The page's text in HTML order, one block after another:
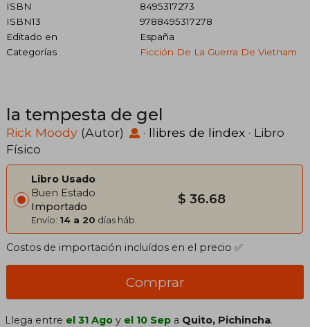
ISBN
8495317273
ISBN13
9788495317278
Editado en
España
Categorías
Ficción De La Guerra De Vietnam
la tempesta de gel
Rick Moody (Autor) · llibres de lindex · Libro
Físico
Libro Usado
Buen Estado
Importado
Envío: 14 a 20 días háb.
$ 36.68
Costos de importación incluídos en el precio ✅
Comprar
Llega entre el 31 Ago y el 10 Sep a Quito, Pichincha.